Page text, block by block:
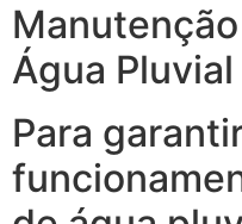
Água Pluvial
Para